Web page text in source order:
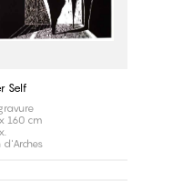
Self
160 cm
d'Arches